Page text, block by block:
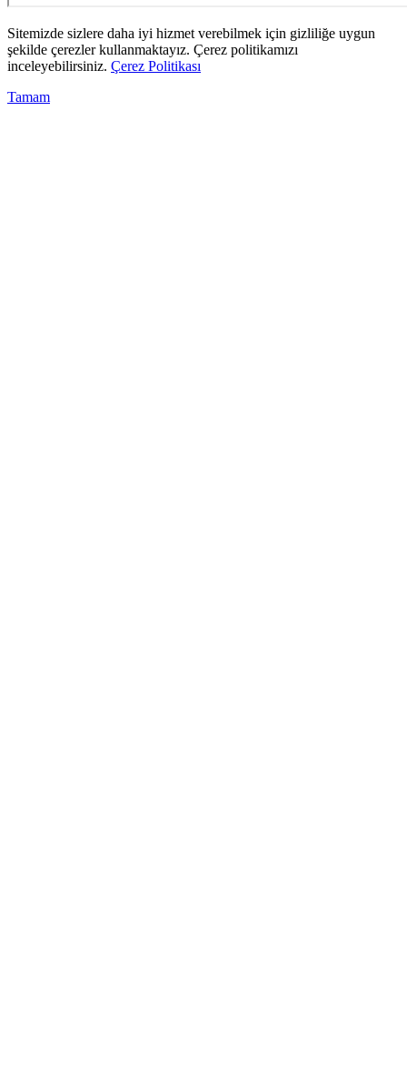
Sitemizde sizlere daha iyi hizmet verebilmek için gizliliğe uygun
şekilde çerezler kullanmaktayız. Çerez politikamızı
inceleyebilirsiniz. Çerez Politikası
Tamam